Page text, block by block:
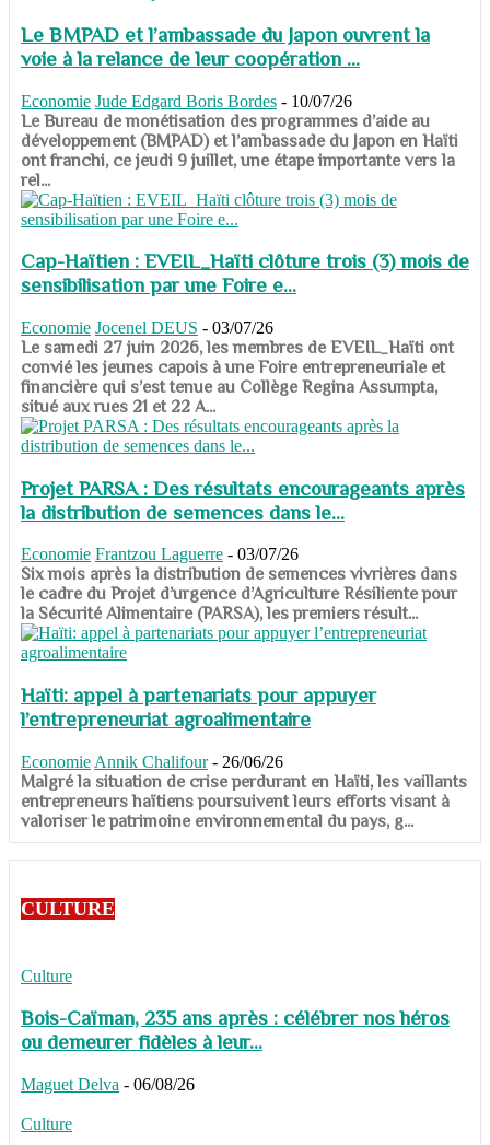
Le BMPAD et l’ambassade du Japon ouvrent la
voie à la relance de leur coopération ...
Economie Jude Edgard Boris Bordes - 10/07/26
​​​​​​​Le Bureau de monétisation des programmes d’aide au
développement (BMPAD) et l’ambassade du Japon en Haïti
ont franchi, ce jeudi 9 juillet, une étape importante vers la
rel...
Cap-Haïtien : EVEIL_Haïti clôture trois (3) mois de
sensibilisation par une Foire e...
Economie Jocenel DEUS - 03/07/26
Le samedi 27 juin 2026, les membres de EVEIL_Haïti ont
convié les jeunes capois à une Foire entrepreneuriale et
financière qui s’est tenue au Collège Regina Assumpta,
situé aux rues 21 et 22 A...
Projet PARSA : Des résultats encourageants après
la distribution de semences dans le...
Economie Frantzou Laguerre - 03/07/26
​​​​​​​Six mois après la distribution de semences vivrières dans
le cadre du Projet d’urgence d’Agriculture Résiliente pour
la Sécurité Alimentaire (PARSA), les premiers résult...
Haïti: appel à partenariats pour appuyer
l’entrepreneuriat agroalimentaire
Economie Annik Chalifour - 26/06/26
​​​​​​​Malgré la situation de crise perdurant en Haïti, les vaillants
entrepreneurs haïtiens poursuivent leurs efforts visant à
valoriser le patrimoine environnemental du pays, g...
CULTURE
Culture
Bois-Caïman, 235 ans après : célébrer nos héros
ou demeurer fidèles à leur...
Maguet Delva - 06/08/26
Culture